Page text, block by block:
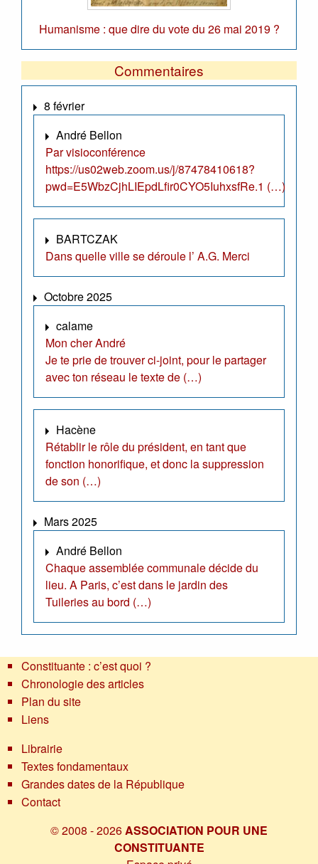
Humanisme : que dire du vote du 26 mai 2019 ?
Commentaires
8 février
André Bellon
Par visioconférence
https://us02web.zoom.us/j/87478410618?
pwd=E5WbzCjhLIEpdLfir0CYO5IuhxsfRe.1 (…)
BARTCZAK
Dans quelle ville se déroule l’ A.G. Merci
Octobre 2025
calame
Mon cher André
Je te prie de trouver ci-joint, pour le partager
avec ton réseau le texte de (…)
Hacène
Rétablir le rôle du président, en tant que
fonction honorifique, et donc la suppression
de son (…)
Mars 2025
André Bellon
Chaque assemblée communale décide du
lieu. A Paris, c’est dans le jardin des
Tuileries au bord (…)
Constituante : c’est quoi ?
Chronologie des articles
Plan du site
Liens
Librairie
Textes fondamentaux
Grandes dates de la République
Contact
© 2008 - 2026ASSOCIATION POUR UNE
CONSTITUANTE